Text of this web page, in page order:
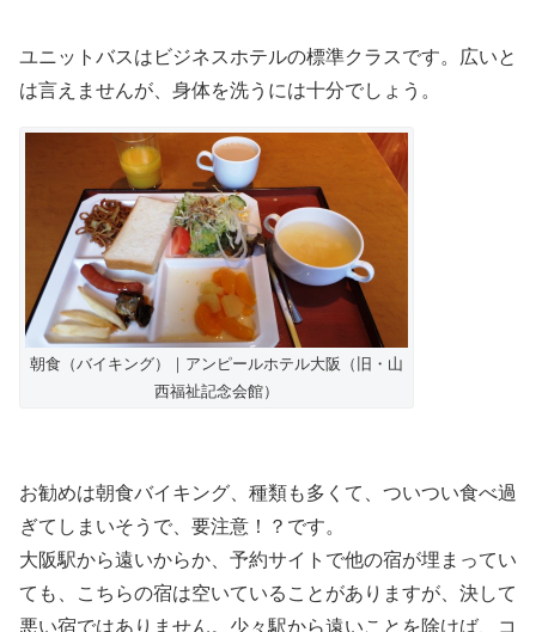
ユニットバスはビジネスホテルの標準クラスです。広いと
は言えませんが、身体を洗うには十分でしょう。
朝食（バイキング）｜アンピールホテル大阪（旧・山
西福祉記念会館）
お勧めは朝食バイキング、種類も多くて、ついつい食べ過
ぎてしまいそうで、要注意！？です。
大阪駅から遠いからか、予約サイトで他の宿が埋まってい
ても、こちらの宿は空いていることがありますが、決して
悪い宿ではありません。少々駅から遠いことを除けば、コ